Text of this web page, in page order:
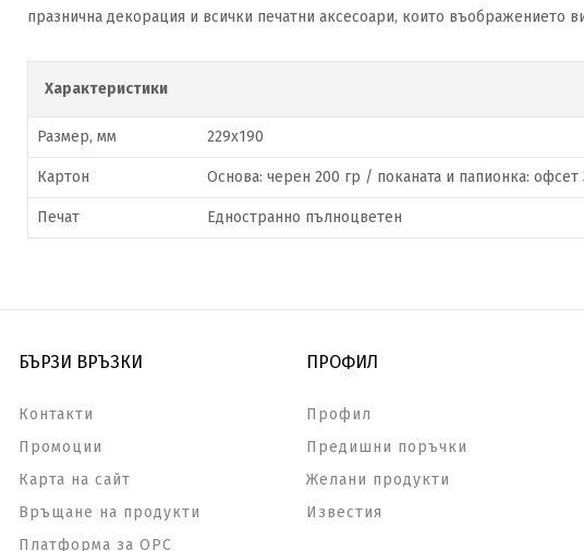
празнична декорация и всички печатни аксесоари, които въображението
Характеристики
Размер, мм 229х190
Картон Основа: черен 200 гр / поканата и папионка: офсет
Печат Едностранно пълноцветен
БЪРЗИ ВРЪЗКИ
Контакти
Промоции
Карта на сайт
Връщане на продукти
Платформа за ОРС
ПРОФИЛ
Профил
Предишни поръчки
Желани продукти
Известия